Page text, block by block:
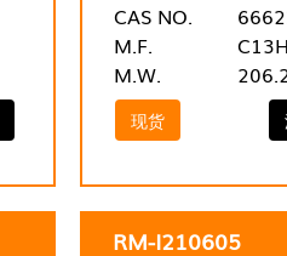
CAS NO.
M.F.
M.W.
现货
RM-I210605